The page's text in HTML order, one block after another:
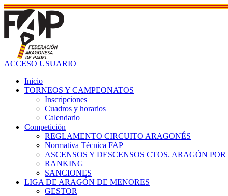
ACCESO USUARIO
Inicio
TORNEOS Y CAMPEONATOS
Inscripciones
Cuadros y horarios
Calendario
Competición
REGLAMENTO CIRCUITO ARAGONÉS
Normativa Técnica FAP
ASCENSOS Y DESCENSOS CTOS. ARAGÓN
RANKING
SANCIONES
LIGA DE ARAGÓN DE MENORES
GESTOR